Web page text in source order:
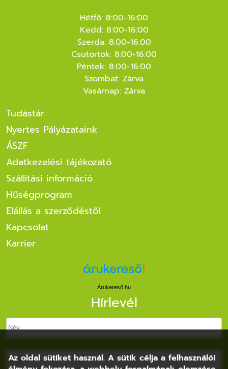
Hétfő: 8:00-16:00
Kedd: 8:00-16:00
Szerda: 8:00-16:00
Csütörtök: 8:00-16:00
Péntek: 8:00-16:00
Szombat: Zárva
Vasárnap: Zárva
Tudástár
Nyertes Pályázataink
ÁSZF
Adatkezelési tájékozató
Szállítási információ
Hűségprogram
Elállás a szerződéstől
Kapcsolat
Karrier
Árukereső.hu
Hírlevél
Az oldal sütiket használ. A sütik célja a felhasználói